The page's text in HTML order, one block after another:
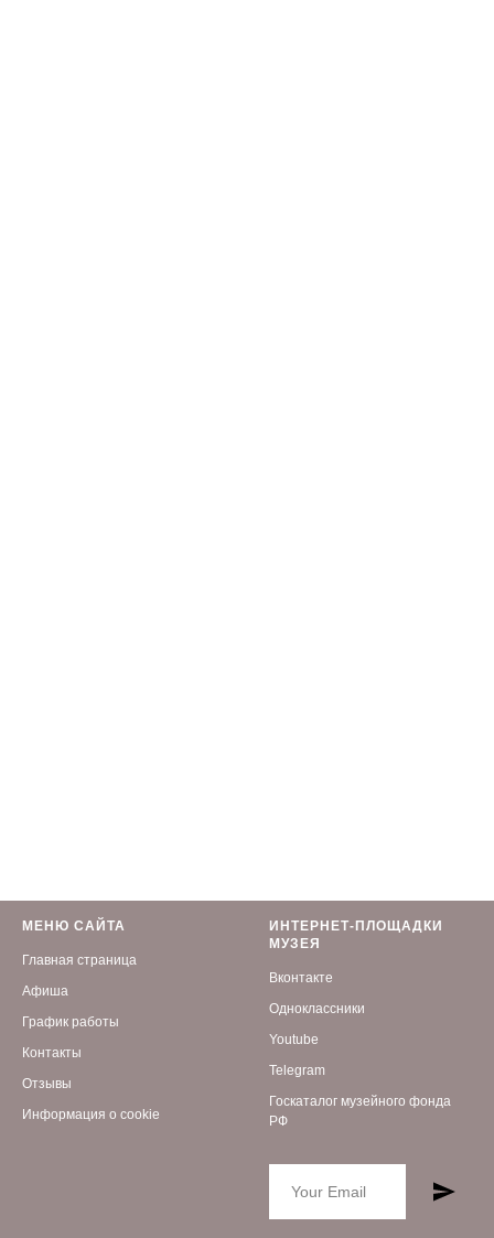
МЕНЮ САЙТА
Главная страница
Афиша
График работы
Контакты
Отзывы
Информация о cookie
ИНТЕРНЕТ-ПЛОЩАДКИ
МУЗЕЯ
Вконтакте
Одноклассники
Youtube
Telegram
Госкаталог музейного фонда
РФ